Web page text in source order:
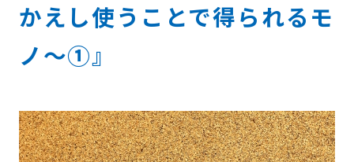
かえし使うことで得られるモ
ノ～①』